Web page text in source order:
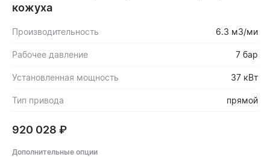
кожуха
Производительность 6.3 м3/ми
Рабочее давление 7 бар
Установленная мощность 37 кВт
Тип привода прямой
920 028 ₽
Дополнительные опции